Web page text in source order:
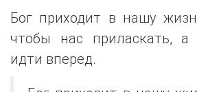
Бог приходит в нашу
чтобы нас приласкать,
идти вперед.